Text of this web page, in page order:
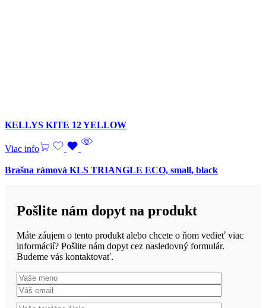
KELLYS KITE 12 YELLOW
Viac info
Brašna rámová KLS TRIANGLE ECO, small, black
Pošlite nám dopyt na produkt
Máte záujem o tento produkt alebo chcete o ňom vedieť viac
informácií? Pošlite nám dopyt cez nasledovný formulár.
Budeme vás kontaktovať.